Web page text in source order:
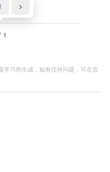
>
1
学习所生成，如有任何问题，可在页